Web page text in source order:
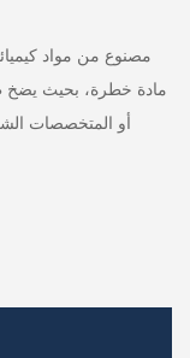
مادة خطرة، بحيث يضخ
أو المتخصصات